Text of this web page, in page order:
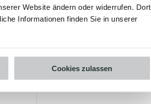
Website ändern oder widerrufen. Dort
Informationen finden Sie in unserer
Cookies zulassen